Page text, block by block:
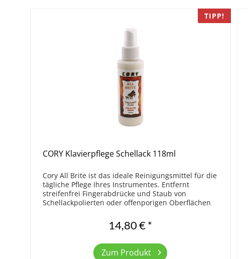
TIPP!
CORY Klavierpflege Schellack 118ml
Cory All Brite ist das ideale Reinigungsmittel für die
tägliche Pflege Ihres Instrumentes. Entfernt
streifenfrei Fingerabdrücke und Staub von
Schellackpolierten oder offenporigen Oberflächen
14,80 € *
Zum Produkt